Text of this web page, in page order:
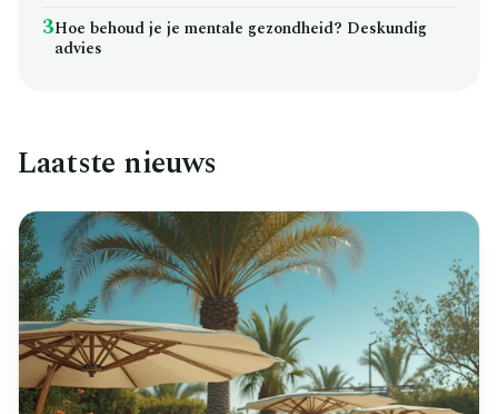
3Hoe behoud je je mentale gezondheid? Deskundig
advies
Laatste nieuws